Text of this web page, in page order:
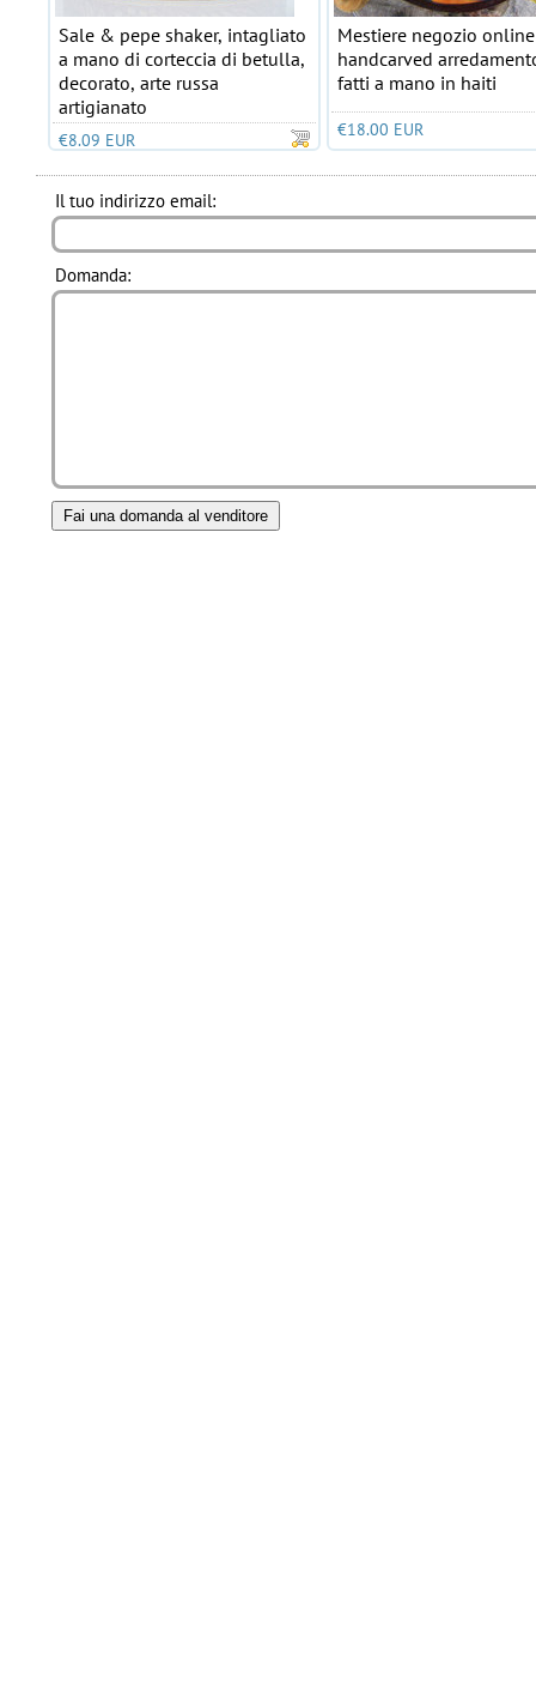
Sale & pepe shaker, intagliato
a mano di corteccia di betulla,
decorato, arte russa
artigianato
€8.09 EUR
Mestiere negozio
handcarved
fatti a mano in haiti
€18.00 EUR
Il tuo indirizzo email:
Domanda: